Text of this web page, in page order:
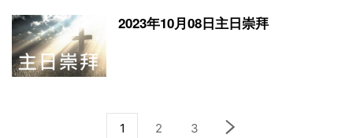
2023年10月08日主日崇拜
1 2 3